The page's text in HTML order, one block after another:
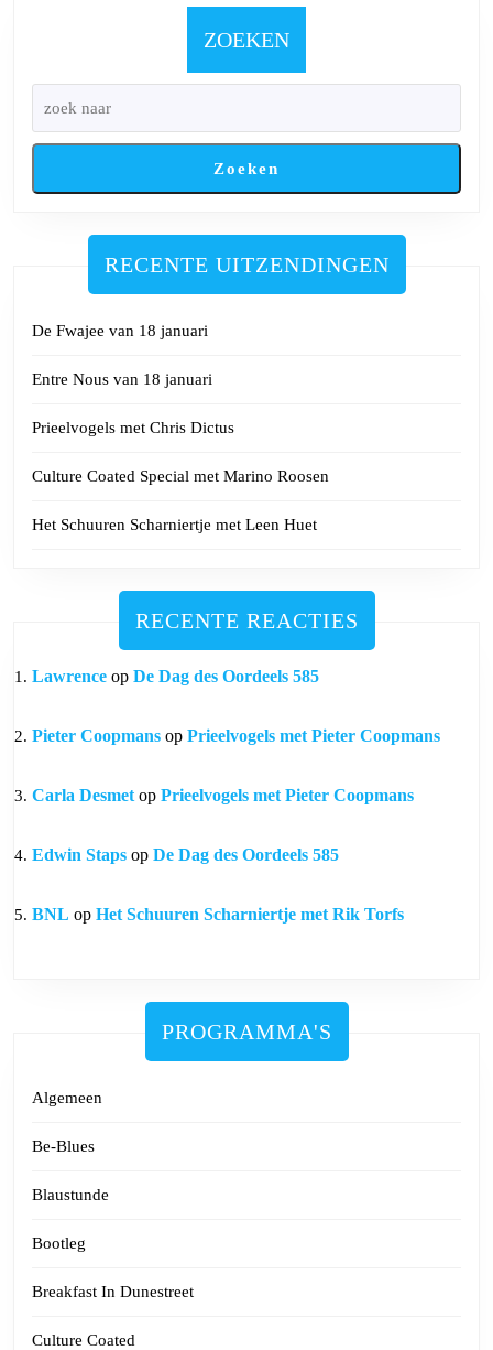
ZOEKEN
Zoeken
RECENTE UITZENDINGEN
De Fwajee van 18 januari
Entre Nous van 18 januari
Prieelvogels met Chris Dictus
Culture Coated Special met Marino Roosen
Het Schuuren Scharniertje met Leen Huet
RECENTE REACTIES
Lawrence op De Dag des Oordeels 585
Pieter Coopmans op Prieelvogels met Pieter Coopmans
Carla Desmet op Prieelvogels met Pieter Coopmans
Edwin Staps op De Dag des Oordeels 585
BNL op Het Schuuren Scharniertje met Rik Torfs
PROGRAMMA'S
Algemeen
Be-Blues
Blaustunde
Bootleg
Breakfast In Dunestreet
Culture Coated